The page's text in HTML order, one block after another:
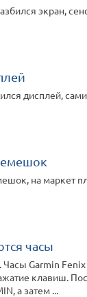
экран,
дисплей,
на маркет
часы
Часы Garmin
клавиш.
а затем ...